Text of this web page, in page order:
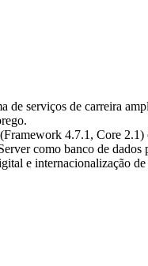
de serviços de carreira
4.7.1, Core
como banco de
e internacionalização